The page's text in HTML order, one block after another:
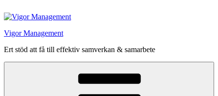
till
Vigor Management
Ert stöd att få till effektiv samverkan & samarbete